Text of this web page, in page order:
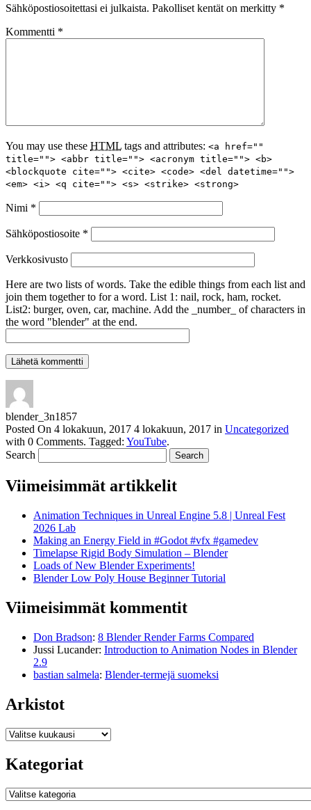
Sähköpostiosoitettasi ei julkaista. Pakolliset kentät on merkitty *
Kommentti *
You may use these HTML tags and attributes: <a href=""
title=""> <abbr title=""> <acronym title=""> <b>
<blockquote cite=""> <cite> <code> <del datetime="">
<em> <i> <q cite=""> <s> <strike> <strong>
Nimi *
Sähköpostiosoite *
Verkkosivusto
Here are two lists of words. Take the edible things from each list and
join them together to for a word. List 1: nail, rock, ham, rocket.
List2: burger, oven, car, machine. Add the _number_ of characters in
the word "blender" at the end.
blender_3n1857
Posted On 4 lokakuun, 2017 4 lokakuun, 2017 in Uncategorized
with 0 Comments. Tagged: YouTube.
Search
Viimeisimmät artikkelit
Animation Techniques in Unreal Engine 5.8 | Unreal Fest
2026 Lab
Making an Energy Field in #Godot #vfx #gamedev
Timelapse Rigid Body Simulation – Blender
Loads of New Blender Experiments!
Blender Low Poly House Beginner Tutorial
Viimeisimmät kommentit
Don Bradson: 8 Blender Render Farms Compared
Jussi Lucander: Introduction to Animation Nodes in Blender
2.9
bastian salmela: Blender-termejä suomeksi
Arkistot
Arkistot
Kategoriat
Kategoriat